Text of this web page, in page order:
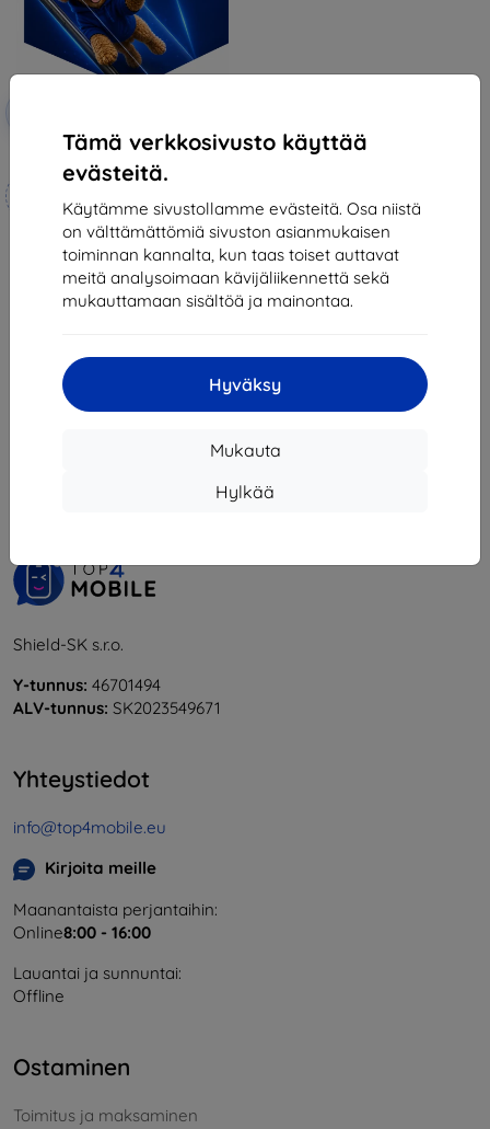
Tämä verkkosivusto käyttää
evästeitä.
Käytämme sivustollamme evästeitä. Osa niistä
on välttämättömiä sivuston asianmukaisen
toiminnan kannalta, kun taas toiset auttavat
meitä analysoimaan kävijäliikennettä sekä
mukauttamaan sisältöä ja mainontaa.
Hyväksy
Mukauta
Hylkää
3mk Hammer protective film
Mittojen mukaan
valmistettu
21,90 €
19,70 €
Varastossa 4 kpl
yhteensä5.
Shield-SK s.r.o.
Y-tunnus: 46701494
ALV-tunnus: SK2023549671
Yhteystiedot
info@top4mobile.eu
Kirjoita meille
Maanantaista perjantaihin:
Online8:00 - 16:00
Lauantai ja sunnuntai:
Offline
Ostaminen
Toimitus ja maksaminen